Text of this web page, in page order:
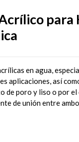
para
en agua,
aplicaciones, así
de poro y liso o por
de unión entre